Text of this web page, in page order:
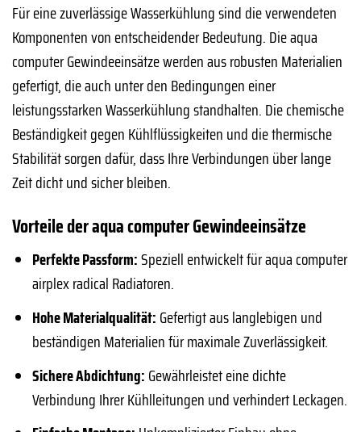
Für eine zuverlässige Wasserkühlung sind die verwendeten
Komponenten von entscheidender Bedeutung. Die aqua
computer Gewindeeinsätze werden aus robusten Materialien
gefertigt, die auch unter den Bedingungen einer
leistungsstarken Wasserkühlung standhalten. Die chemische
Beständigkeit gegen Kühlflüssigkeiten und die thermische
Stabilität sorgen dafür, dass Ihre Verbindungen über lange
Zeit dicht und sicher bleiben.
Vorteile der aqua computer Gewindeeinsätze
Perfekte Passform:Speziell entwickelt für aqua computer
airplex radical Radiatoren.
Hohe Materialqualität: Gefertigt aus langlebigen und
beständigen Materialien für maximale Zuverlässigkeit.
Sichere Abdichtung: Gewährleistet eine dichte
Verbindung Ihrer Kühlleitungen und verhindert Leckagen.